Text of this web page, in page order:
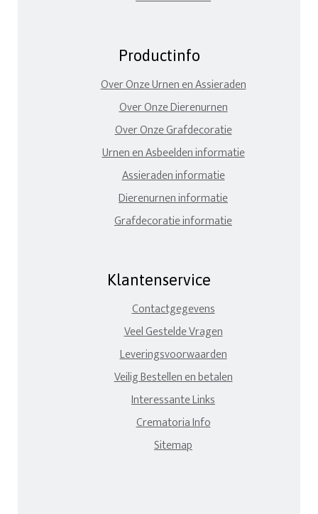
Productinfo
Over Onze Urnen en Assieraden
Over Onze Dierenurnen
Over Onze Grafdecoratie
Urnen en Asbeelden informatie
Assieraden informatie
Dierenurnen informatie
Grafdecoratie informatie
Klantenservice
Contactgegevens
Veel Gestelde Vragen
Leveringsvoorwaarden
Veilig Bestellen en betalen
Interessante Links
Crematoria Info
Sitemap